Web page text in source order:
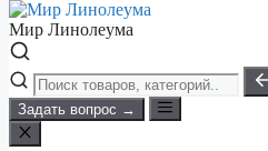
Мир Линолеума
Задать вопрос →